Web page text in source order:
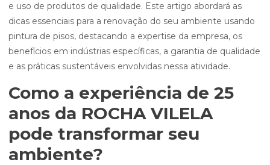
e uso de produtos de qualidade. Este artigo abordará as
dicas essenciais para a renovação do seu ambiente usando
pintura de pisos, destacando a expertise da empresa, os
benefícios em indústrias específicas, a garantia de qualidade
e as práticas sustentáveis envolvidas nessa atividade.
Como a experiência de 25
anos da ROCHA VILELA
pode transformar seu
ambiente?